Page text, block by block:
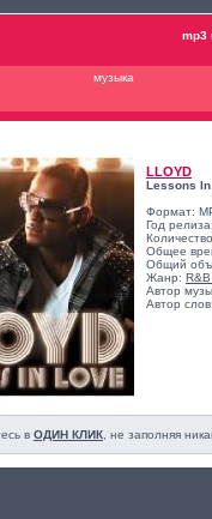
mp3
музыка
LLOYD
Lessons
Формат:
Год релиза:
Общее
Общий
Жанр:
Автор
Автор
в ОДИН КЛИК , не заполняя